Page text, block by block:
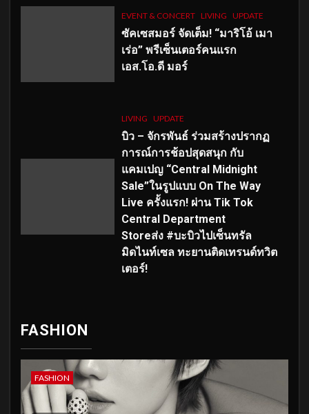
EVENT & CONCERT LIVING UPDATE
ซัคเซสมอร์ จัดเต็ม! “มาริโอ้ เมา
เร่อ” พรีเซ็นเตอร์คนแรก
เอส.โอ.ดี มอร์
LIVING UPDATE
บิว – จักรพันธ์ ร่วมสร้างปรากฏ
การณ์การช้อปสุดสนุก กับ
แคมเปญ “Central Midnight
Sale”ในรูปแบบ On The Way
Live ครั้งแรก! ผ่าน Tik Tok
Central Department
Storeส่ง #บะบิวไปเซ็นทรัล
มิดไนท์เซล ทะยานติดเทรนด์ทวิต
เตอร์!
FASHION
FASHION